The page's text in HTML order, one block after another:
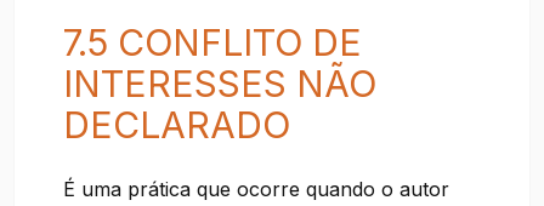
7.5 CONFLITO DE
INTERESSES NÃO
DECLARADO
É uma prática que ocorre quando o autor